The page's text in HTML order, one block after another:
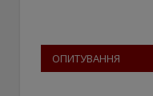
ОПИТУВАННЯ